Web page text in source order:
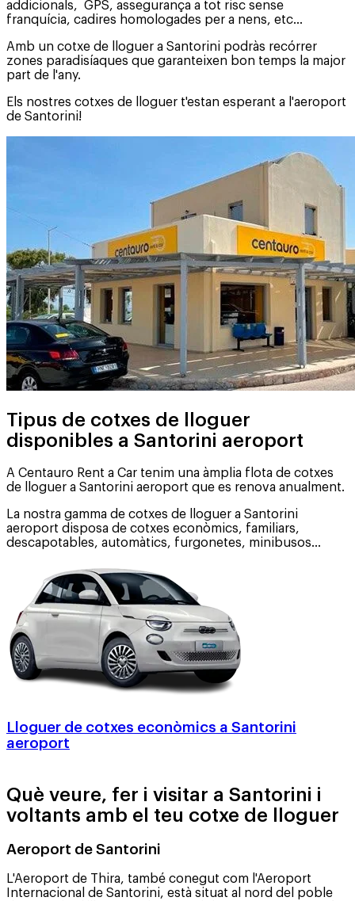
addicionals, GPS, assegurança a tot risc sense
franquícia, cadires homologades per a nens, etc…
Amb un cotxe de lloguer a Santorini podràs recórrer
zones paradisíaques que garanteixen bon temps la major
part de l'any.
Els nostres cotxes de lloguer t'estan esperant a l'aeroport
de Santorini!
Tipus de cotxes de lloguer
disponibles a Santorini aeroport
A Centauro Rent a Car tenim una àmplia flota de cotxes
de lloguer a Santorini aeroport que es renova anualment.
La nostra gamma de cotxes de lloguer a Santorini
aeroport disposa de cotxes econòmics, familiars,
descapotables, automàtics, furgonetes, minibusos...
Lloguer de cotxes econòmics a Santorini
aeroport
Què veure, fer i visitar a Santorini i
voltants amb el teu cotxe de lloguer
Aeroport de Santorini
L'Aeroport de Thira, també conegut com l'Aeroport
Internacional de Santorini, està situat al nord del poble